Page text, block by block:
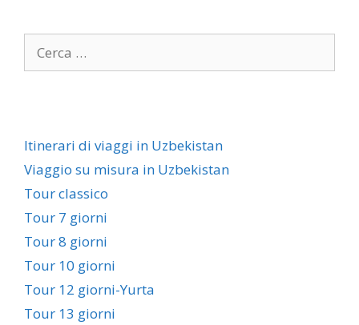
Itinerari di viaggi in Uzbekistan
Viaggio su misura in Uzbekistan
Tour classico
Tour 7 giorni
Tour 8 giorni
Tour 10 giorni
Tour 12 giorni-Yurta
Tour 13 giorni